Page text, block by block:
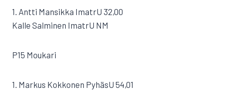
1. Antti Mansikka ImatrU 32,00
Kalle Salminen ImatrU NM
P15 Moukari
1. Markus Kokkonen PyhäsU 54,01